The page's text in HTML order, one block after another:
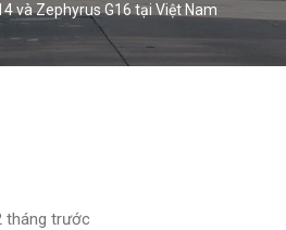
và Zephyrus G16 tại Việt Nam
tháng trước